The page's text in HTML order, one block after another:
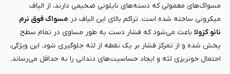
مسواک‌های معمولی که دسته‌های نایلونی ضخیمی دارند، از الیاف
میکرونی ساخته شده است. تراکم بالای این الیاف در مسواک فوق نرم
نانو کزولاباعث می‌شود که فشار دست به طور مساوی در تمام سطح
پخش شده و از تمرکز فشار بر یک نقطه از لثه جلوگیری شود. این ویژگی،
احتمال خونریزی لثه و ایجاد حساسیت‌های دندانی را به حداقل می‌رساند.